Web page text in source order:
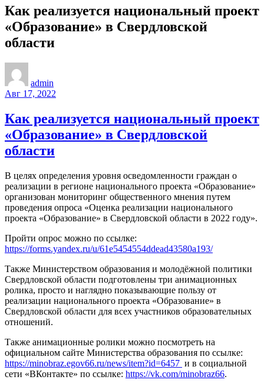
Как реализуется национальный проект
«Образование» в Свердловской
области
admin
Авг 17, 2022
Как реализуется национальный проект
«Образование» в Свердловской
области
В целях определения уровня осведомленности граждан о
реализации в регионе национального проекта «Образование»
организован мониторинг общественного мнения путем
проведения опроса «Оценка реализации национального
проекта «Образование» в Свердловской области в 2022 году».
Пройти опрос можно по ссылке:
https://forms.yandex.ru/u/61e5454554ddead43580a193/
Также Министерством образования и молодёжной политики
Свердловской области подготовлены три анимационных
ролика, просто и наглядно показывающие пользу от
реализации национального проекта «Образование» в
Свердловской области для всех участников образовательных
отношений.
Также анимационные ролики можно посмотреть на
официальном сайте Министерства образования по ссылке:
https://minobraz.egov66.ru/news/item?id=6457 и в социальной
сети «ВКонтакте» по ссылке: https://vk.com/minobraz66.